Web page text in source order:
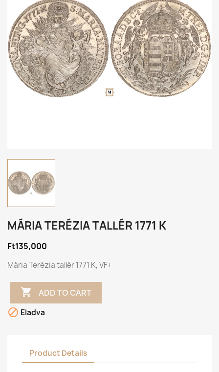
MÁRIA TERÉZIA TALLÉR 1771 K
Ft135,000
Mária Terézia tallér 1771 K, VF+
 ADD TO CART
 Eladva
Product Details